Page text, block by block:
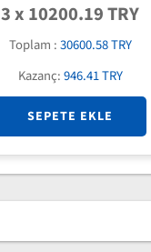
3 x 10200.19 TRY
Toplam :30600.58 TRY
Kazanç:946.41 TRY
SEPETE EKLE